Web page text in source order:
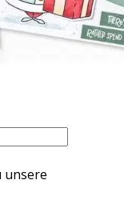
unsere